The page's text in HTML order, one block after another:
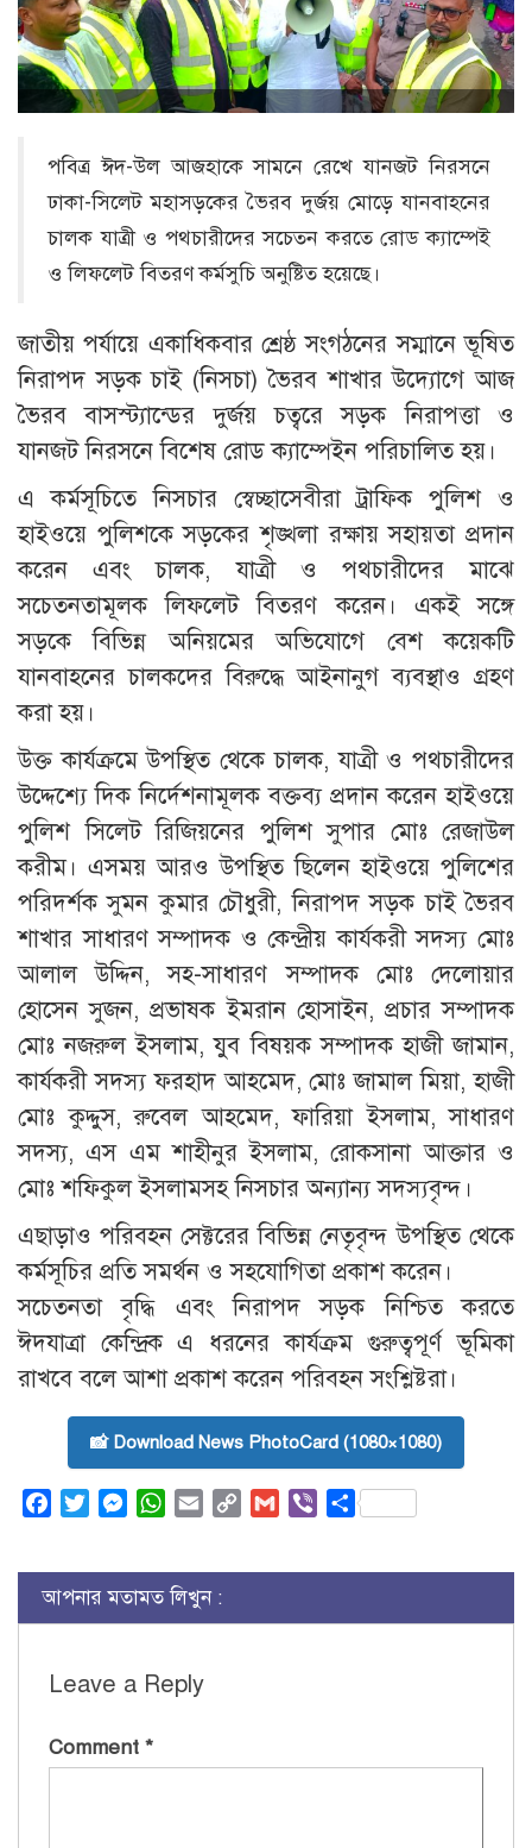
পবিত্র ঈদ-উল আজহাকে সামনে রেখে যানজট নিরসনে
ঢাকা-সিলেট মহাসড়কের ভৈরব দুর্জয় মোড়ে যানবাহনের
চালক যাত্রী ও পথচারীদের সচেতন করতে রোড ক্যাম্পেই
ও লিফলেট বিতরণ কর্মসুচি অনুষ্টিত হয়েছে।
জাতীয় পর্যায়ে একাধিকবার শ্রেষ্ঠ সংগঠনের সম্মানে ভূষিত
নিরাপদ সড়ক চাই (নিসচা) ভৈরব শাখার উদ্যোগে আজ
ভৈরব বাসস্ট্যান্ডের দুর্জয় চত্বরে সড়ক নিরাপত্তা ও
যানজট নিরসনে বিশেষ রোড ক্যাম্পেইন পরিচালিত হয়।
এ কর্মসূচিতে নিসচার স্বেচ্ছাসেবীরা ট্রাফিক পুলিশ ও
হাইওয়ে পুলিশকে সড়কের শৃঙ্খলা রক্ষায় সহায়তা প্রদান
করেন এবং চালক, যাত্রী ও পথচারীদের মাঝে
সচেতনতামূলক লিফলেট বিতরণ করেন। একই সঙ্গে
সড়কে বিভিন্ন অনিয়মের অভিযোগে বেশ কয়েকটি
যানবাহনের চালকদের বিরুদ্ধে আইনানুগ ব্যবস্থাও গ্রহণ
করা হয়।
উক্ত কার্যক্রমে উপস্থিত থেকে চালক, যাত্রী ও পথচারীদের
উদ্দেশ্যে দিক নির্দেশনামূলক বক্তব্য প্রদান করেন হাইওয়ে
পুলিশ সিলেট রিজিয়নের পুলিশ সুপার মোঃ রেজাউল
করীম। এসময় আরও উপস্থিত ছিলেন হাইওয়ে পুলিশের
পরিদর্শক সুমন কুমার চৌধুরী, নিরাপদ সড়ক চাই ভৈরব
শাখার সাধারণ সম্পাদক ও কেন্দ্রীয় কার্যকরী সদস্য মোঃ
আলাল উদ্দিন, সহ-সাধারণ সম্পাদক মোঃ দেলোয়ার
হোসেন সুজন, প্রভাষক ইমরান হোসাইন, প্রচার সম্পাদক
মোঃ নজরুল ইসলাম, যুব বিষয়ক সম্পাদক হাজী জামান,
কার্যকরী সদস্য ফরহাদ আহমেদ, মোঃ জামাল মিয়া, হাজী
মোঃ কুদ্দুস, রুবেল আহমেদ, ফারিয়া ইসলাম, সাধারণ
সদস‍্য, এস এম শাহীনুর ইসলাম, রোকসানা আক্তার ও
মোঃ শফিকুল ইসলামসহ নিসচার অন্যান্য সদস্যবৃন্দ।
এছাড়াও পরিবহন সেক্টরের বিভিন্ন নেতৃবৃন্দ উপস্থিত থেকে
কর্মসূচির প্রতি সমর্থন ও সহযোগিতা প্রকাশ করেন।
সচেতনতা বৃদ্ধি এবং নিরাপদ সড়ক নিশ্চিত করতে
ঈদযাত্রা কেন্দ্রিক এ ধরনের কার্যক্রম গুরুত্বপূর্ণ ভূমিকা
রাখবে বলে আশা প্রকাশ করেন পরিবহন সংশ্লিষ্টরা।
📸 Download News PhotoCard (1080×1080)
FacebookTwitterMessenger
WhatsApp
Email
Copy
Gmail ViberShare
আপনার মতামত লিখুন :
Leave a Reply
Comment *